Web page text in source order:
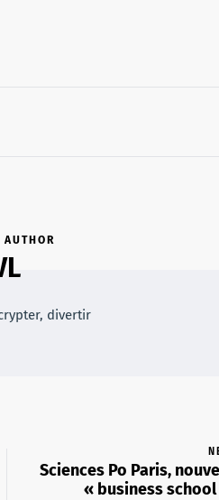
AUTHOR
divertir
Sciences Po Paris,
« business school